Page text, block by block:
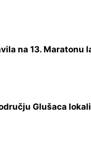
na 13. Maratonu
Glušaca